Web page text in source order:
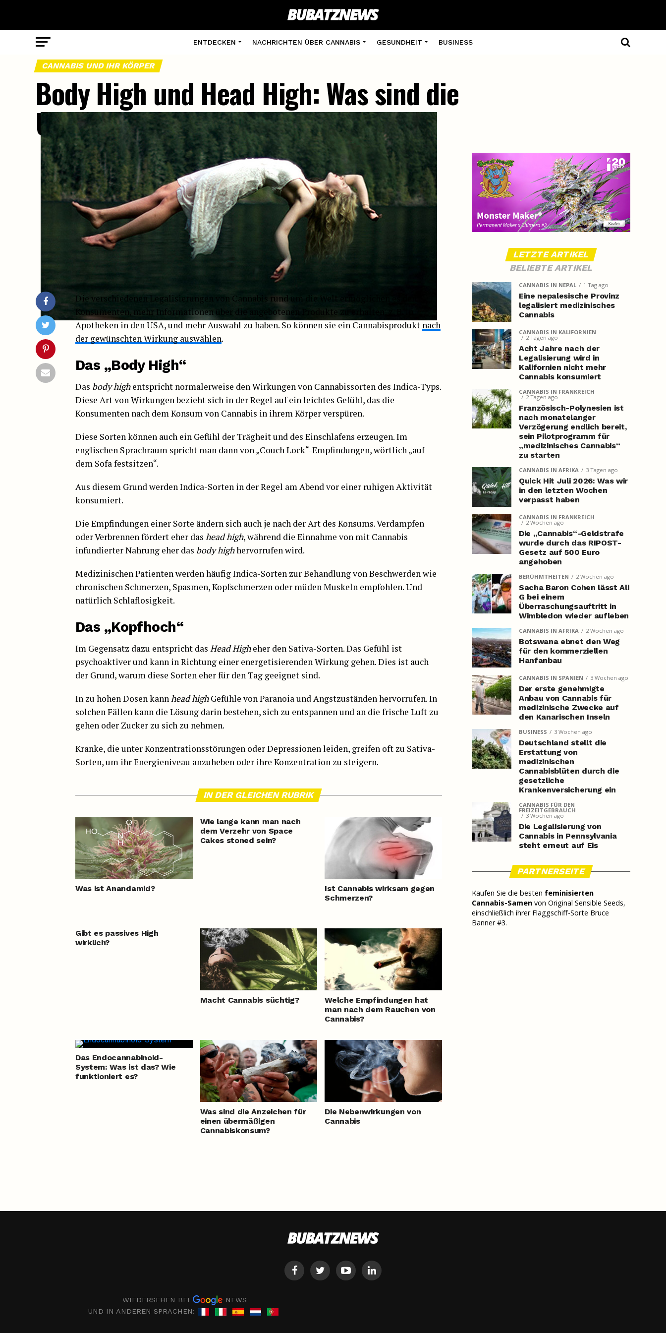
ENTDECKEN NACHRICHTEN ÜBER CANNABIS GESUNDHEIT BUSINESS
CANNABIS UND IHR KÖRPER
Body High und Head High: Was sind die
Unterschiede?
Die verschiedenen Legalisierungen von Cannabis rund um die Welt ermöglichen es den
Konsumenten, mehr Informationen über die angebotenen Produkte zu erhalten, z. B. in
Apotheken in den USA, und mehr Auswahl zu haben. So können sie ein Cannabisprodukt nach
der gewünschten Wirkung auswählen.
Das „Body High“
Das body highentspricht normalerweise den Wirkungen von Cannabissorten des Indica-Typs.
Diese Art von Wirkungen bezieht sich in der Regel auf ein leichtes Gefühl, das die
Konsumenten nach dem Konsum von Cannabis in ihrem Körper verspüren.
Diese Sorten können auch ein Gefühl der Trägheit und des Einschlafens erzeugen. Im
englischen Sprachraum spricht man dann von „Couch Lock“-Empfindungen, wörtlich „auf
dem Sofa festsitzen“.
Aus diesem Grund werden Indica-Sorten in der Regel am Abend vor einer ruhigen Aktivität
konsumiert.
Die Empfindungen einer Sorte ändern sich auch je nach der Art des Konsums. Verdampfen
oder Verbrennen fördert eher das head high, während die Einnahme von mit Cannabis
infundierter Nahrung eher das body highhervorrufen wird.
Medizinischen Patienten werden häufig Indica-Sorten zur Behandlung von Beschwerden wie
chronischen Schmerzen, Spasmen, Kopfschmerzen oder müden Muskeln empfohlen. Und
natürlich Schlaflosigkeit.
Das „Kopfhoch“
Im Gegensatz dazu entspricht das Head Higheher den Sativa-Sorten. Das Gefühl ist
psychoaktiver und kann in Richtung einer energetisierenden Wirkung gehen. Dies ist auch
der Grund, warum diese Sorten eher für den Tag geeignet sind.
In zu hohen Dosen kannhead highGefühle von Paranoia und Angstzuständen hervorrufen. In
solchen Fällen kann die Lösung darin bestehen, sich zu entspannen und an die frische Luft zu
gehen oder Zucker zu sich zu nehmen.
Kranke, die unter Konzentrationsstörungen oder Depressionen leiden, greifen oft zu Sativa-
Sorten, um ihr Energieniveau anzuheben oder ihre Konzentration zu steigern.
IN DER GLEICHEN RUBRIK
Was ist Anandamid?
Wie lange kann man nach
dem Verzehr von Space
Cakes stoned sein?
Ist Cannabis wirksam gegen
Schmerzen?
Gibt es passives High
wirklich?
Macht Cannabis süchtig?
Welche Empfindungen hat
man nach dem Rauchen von
Cannabis?
Das Endocannabinoid-
System: Was ist das? Wie
funktioniert es?
Was sind die Anzeichen für
einen übermäßigen
Cannabiskonsum?
Die Nebenwirkungen von
Cannabis
LETZTE ARTIKEL
BELIEBTE ARTIKEL
CANNABIS IN NEPAL 1 Tag ago
Eine nepalesische Provinz
legalisiert medizinisches
Cannabis
CANNABIS IN KALIFORNIEN
2 Tagen ago
Acht Jahre nach der
Legalisierung wird in
Kalifornien nicht mehr
Cannabis konsumiert
CANNABIS IN FRANKREICH
2 Tagen ago
Französisch-Polynesien ist
nach monatelanger
Verzögerung endlich bereit,
sein Pilotprogramm für
„medizinisches Cannabis“
zu starten
CANNABIS IN AFRIKA 3 Tagen ago
Quick Hit Juli 2026: Was wir
in den letzten Wochen
verpasst haben
CANNABIS IN FRANKREICH
2 Wochen ago
Die „Cannabis“-Geldstrafe
wurde durch das RIPOST-
Gesetz auf 500 Euro
angehoben
BERÜHMTHEITEN 2 Wochen ago
Sacha Baron Cohen lässt Ali
G bei einem
Überraschungsauftritt in
Wimbledon wieder aufleben
CANNABIS IN AFRIKA 2 Wochen ago
Botswana ebnet den Weg
für den kommerziellen
Hanfanbau
CANNABIS IN SPANIEN 3 Wochen ago
Der erste genehmigte
Anbau von Cannabis für
medizinische Zwecke auf
den Kanarischen Inseln
BUSINESS 3 Wochen ago
Deutschland stellt die
Erstattung von
medizinischen
Cannabisblüten durch die
gesetzliche
Krankenversicherung ein
CANNABIS FÜR DEN
FREIZEITGEBRAUCH
3 Wochen ago
Die Legalisierung von
Cannabis in Pennsylvania
steht erneut auf Eis
PARTNERSEITE
Kaufen Sie die besten feminisierten
Cannabis-Samen von Original Sensible Seeds,
einschließlich ihrer Flaggschiff-Sorte Bruce
Banner #3.
WIEDERSEHEN BEI
NEWS
UND IN ANDEREN SPRACHEN: